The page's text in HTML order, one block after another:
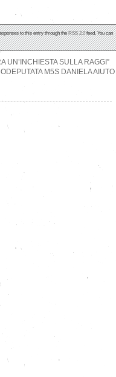
to this entry through theRSS 2.0feed. You can
UN’INCHIESTA SULLA RAGGI”
M5S DANIELA AIUTO